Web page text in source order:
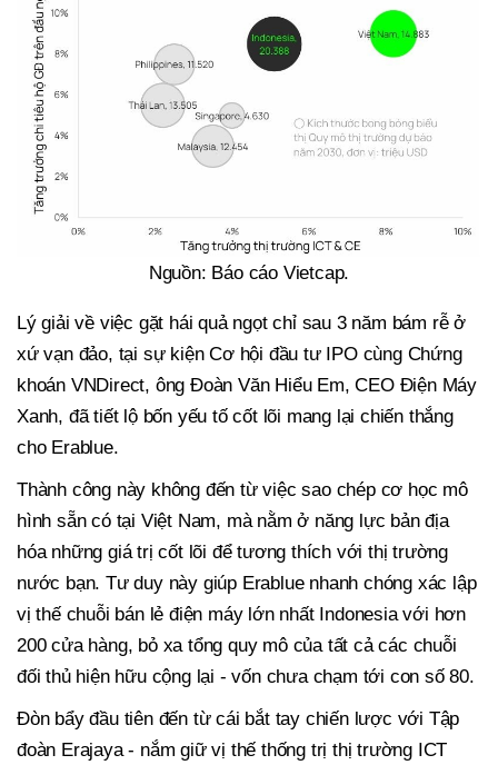
Nguồn: Báo cáo Vietcap.
Lý giải về việc gặt hái quả ngọt chỉ sau 3 năm bám rễ ở
xứ vạn đảo, tại sự kiện Cơ hội đầu tư IPO cùng Chứng
khoán VNDirect, ông Đoàn Văn Hiểu Em, CEO Điện Máy
Xanh, đã tiết lộ bốn yếu tố cốt lõi mang lại chiến thắng
cho Erablue.
Thành công này không đến từ việc sao chép cơ học mô
hình sẵn có tại Việt Nam, mà nằm ở năng lực bản địa
hóa những giá trị cốt lõi để tương thích với thị trường
nước bạn. Tư duy này giúp Erablue nhanh chóng xác lập
vị thế chuỗi bán lẻ điện máy lớn nhất Indonesia với hơn
200 cửa hàng, bỏ xa tổng quy mô của tất cả các chuỗi
đối thủ hiện hữu cộng lại - vốn chưa chạm tới con số 80.
Đòn bẩy đầu tiên đến từ cái bắt tay chiến lược với Tập
đoàn Erajaya - nắm giữ vị thế thống trị thị trường ICT